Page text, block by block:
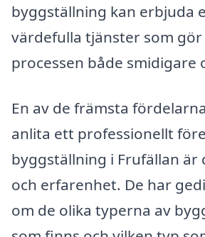
byggställning kan erbjuda
värdefulla tjänster som gör
processen både smidigare
En av de främsta
anlita ett professionellt
byggställning i Frufällan är
och erfarenhet. De har
om de olika typerna av